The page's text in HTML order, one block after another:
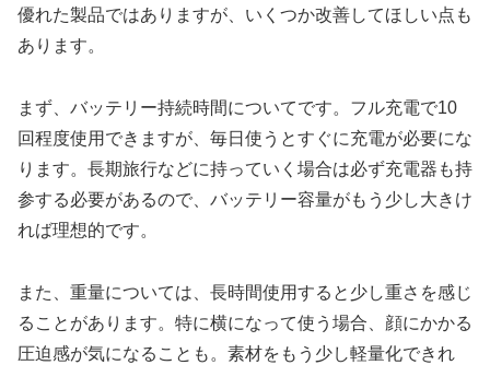
優れた製品ではありますが、いくつか改善してほしい点も
あります。
まず、バッテリー持続時間についてです。フル充電で10
回程度使用できますが、毎日使うとすぐに充電が必要にな
ります。長期旅行などに持っていく場合は必ず充電器も持
参する必要があるので、バッテリー容量がもう少し大きけ
れば理想的です。
また、重量については、長時間使用すると少し重さを感じ
ることがあります。特に横になって使う場合、顔にかかる
圧迫感が気になることも。素材をもう少し軽量化できれ